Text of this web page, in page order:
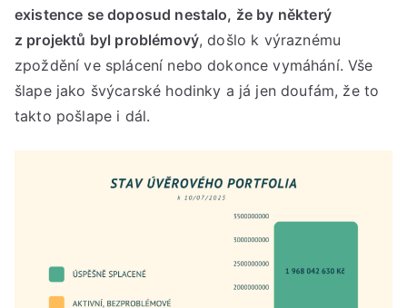
existence se doposud nestalo, že by některý
z projektů byl problémový, došlo k výraznému
zpoždění ve splácení nebo dokonce vymáhání. Vše
šlape jako švýcarské hodinky a já jen doufám, že to
takto pošlape i dál.